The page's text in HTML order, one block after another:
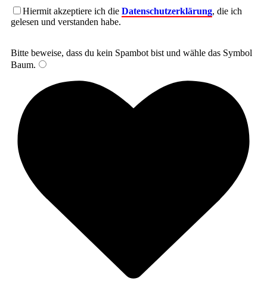
Hiermit akzeptiere ich die Datenschutzerklärung, die ich
gelesen und verstanden habe.
Bitte beweise, dass du kein Spambot bist und wähle das Symbol
Baum.